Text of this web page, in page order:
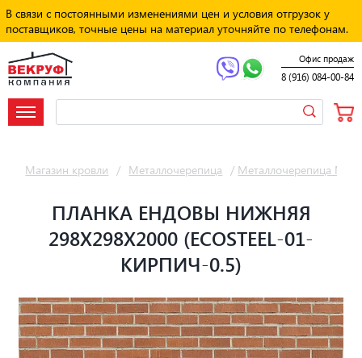
В связи с постоянными изменениями цен и условия отгрузок у
поставщиков, точные цены на материал уточняйте по телефонам.
Офис продаж
8 (916) 084-00-84
Магазин кровли / Металлочерепица / Металлочерепица
ПЛАНКА ЕНДОВЫ НИЖНЯЯ
298Х298Х2000 (ECOSTEEL-01-
КИРПИЧ-0.5)